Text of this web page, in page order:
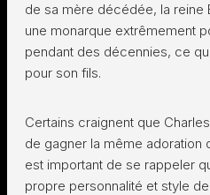
de sa mère décédée, la reine
une monarque extrêmement
pendant des décennies, ce
pour son fils.
Certains craignent que
de gagner la même adoration
est important de se rappeler
propre personnalité et style